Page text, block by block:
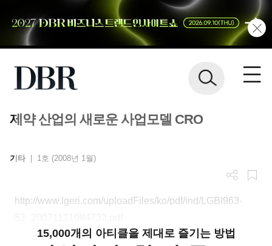
제약 산업의 새로운 사업모델 CRO
기타 1호 (2008년 1월)
http://www.lgeri.com/uploadFiles/ko/pdf/ind/LGBI963-
15,000개의 아티클을 제대로 즐기는 방법